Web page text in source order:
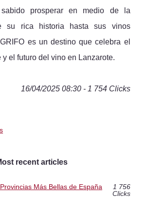
prosperar en medio de la
su rica historia hasta sus vinos
es un destino que celebra el
y el futuro del vino en Lanzarote.
16/04/2025 08:30 - 1 754 Clicks
recent articles
Más Bellas de España
1 756
Clicks